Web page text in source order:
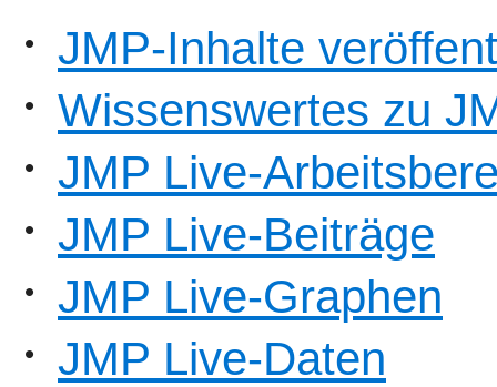
• JMP-Inhalte
• Wissenswertes zu
• JMP Live-
• JMP Live-Beiträge
• JMP Live-Graphen
• JMP Live-Daten